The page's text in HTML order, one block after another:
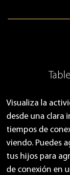
Visualiza la
desde una clara
tiempos de
viendo. Puedes
tus hijos para
de conexión en